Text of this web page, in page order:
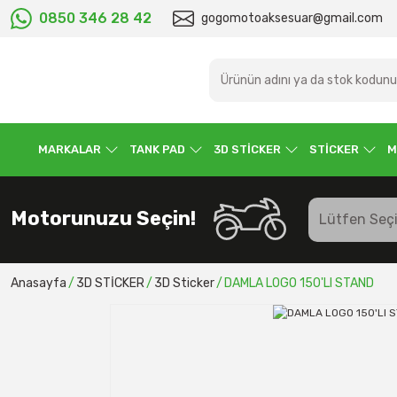
0850 346 28 42 gogomotoaksesuar@gmail.com
MARKALAR TANK PAD 3D STİCKER STİCKER
Motorunuzu Seçin!
Anasayfa 3D STİCKER 3D Sticker DAMLA LOGO 150'LI STAND